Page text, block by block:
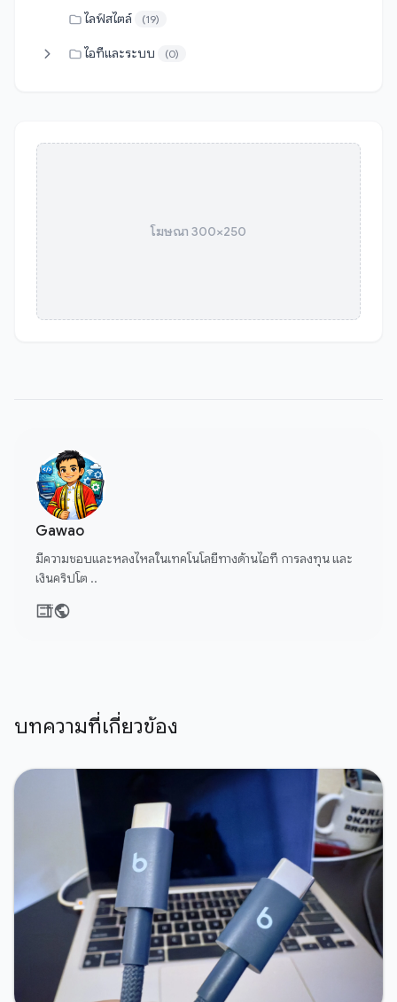
ไลฟ์สไตล์ (19)
ไอทีและระบบ (0)
โฆษณา 300×250
Gawao
มีความชอบและหลงไหลในเทคโนโลยีทางด้านไอที การลงทุน และ
เงินคริปโต ..
บทความที่เกี่ยวข้อง